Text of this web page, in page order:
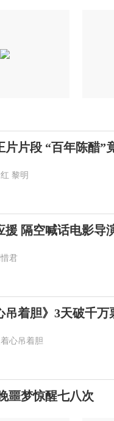
片片段 “百年陈醋”
黎明
援 隔空喊话电影导
君
吊着胆》3天破千
心吊着胆
噩梦惊醒七八次